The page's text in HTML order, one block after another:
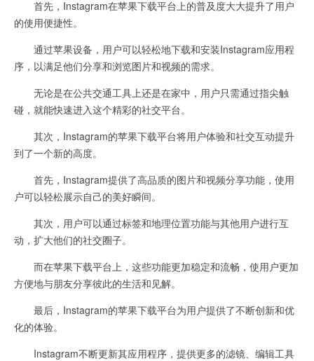
首先，Instagram在苹果下载平台上的普及度大大提升了用户
的使用便捷性。
通过苹果设备，用户可以轻松地下载和安装Instagram应用程
序，以满足他们分享和浏览图片和视频的需求。
无论是在公共交通工具上还是在家中，用户只需通过指尖触
碰，就能快速进入这个精彩的社交平台。
其次，Instagram的苹果下载平台将用户体验和社交互动提升
到了一个新的高度。
首先，Instagram提供了高品质的图片和视频分享功能，使用
户可以轻松展示自己的美好瞬间。
其次，用户可以通过标签和地理位置功能与其他用户进行互
动，扩大他们的社交圈子。
而在苹果下载平台上，这些功能更加稳定和流畅，使用户更加
方便地与朋友分享彼此的生活和见解。
最后，Instagram的苹果下载平台为用户提供了不断创新和优
化的体验。
Instagram不断更新其应用程序，提供更多的滤镜、编辑工具